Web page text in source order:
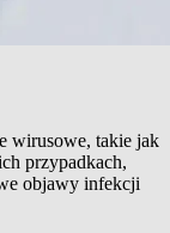
wirusowe, takie jak
przypadkach,
objawy infekcji